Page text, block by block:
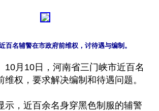
10月10日，河南省三门峡市近百名
维权，要求解决编制和待遇问题。
示，近百余名身穿黑色制服的辅警